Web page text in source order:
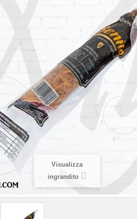
Visualizza
ingrandito